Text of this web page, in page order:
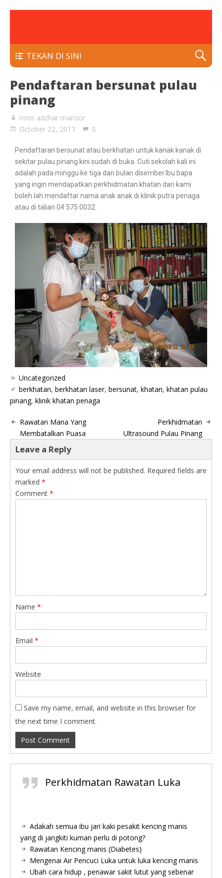
TEKAN DI SINI
Pendaftaran bersunat pulau
pinang
noor adzhar mansor
October 22, 2017
0
Pendaftaran bersunat atau berkhatan untuk kanak kanak di
sekitar pulau pinang kini sudah di buka. Cuti sekolah kali ini
adalah pada minggu ke tiga dan bulan disember.Ibu bapa
yang ingin mendapatkan perkhidmatan khatan dari kami
boleh lah mendaftar nama anak anak di klinik putra penaga
atau di talian 04 575 0032.
Uncategorized
berkhatan, berkhatan laser, bersunat, khatan, khatan pulau
pinang, klinik khatan penaga
Rawatan Mana Yang
Membatalkan Puasa
Perkhidmatan
Ultrasound Pulau Pinang
Leave a Reply
Your email address will not be published. Required fields are
marked *
Comment *
Name *
Email *
Website
Save my name, email, and website in this browser for
the next time I comment.
Perkhidmatan Rawatan Luka
Adakah semua ibu jari kaki pesakit kencing manis
yang di jangkiti kuman perlu di potong?
Rawatan Kencing manis (Diabetes)
Mengenai Air Pencuci Luka untuk luka kencing manis
Ubah cara hidup , penawar sakit lutut yang sebenar